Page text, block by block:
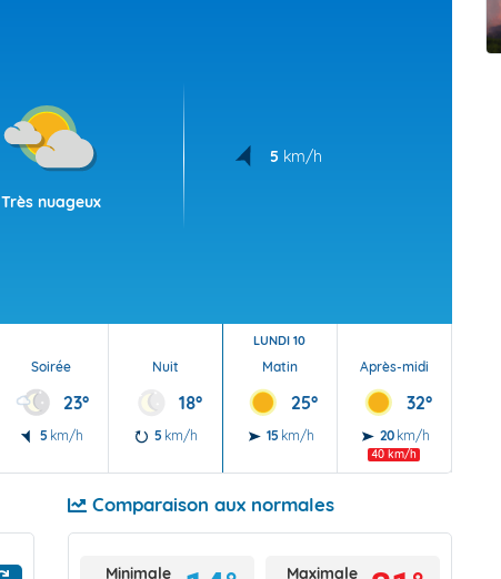
Très nuageux
5 km/h
Soirée
23°
5 km/h
Nuit
18°
5 km/h
LUNDI 10
Matin
25°
15 km/h
Après-midi
32°
20 km/h
40 km/h
Comparaison aux normales
Minimale
Maximale